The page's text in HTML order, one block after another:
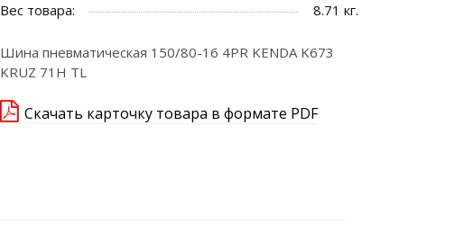
Вес товара:
8.71 кг.
Шина пневматическая 150/80-16 4PR KENDA K673
KRUZ 71H TL
Скачать карточку товара в формате PDF